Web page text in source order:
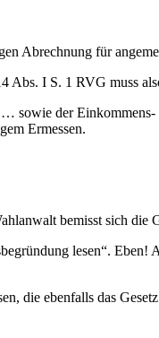
Abrechnung für
Abs. I S. 1 RVG muss
der Einkommens-
Ermessen.
bemisst sich die
lesen“.
die ebenfalls das